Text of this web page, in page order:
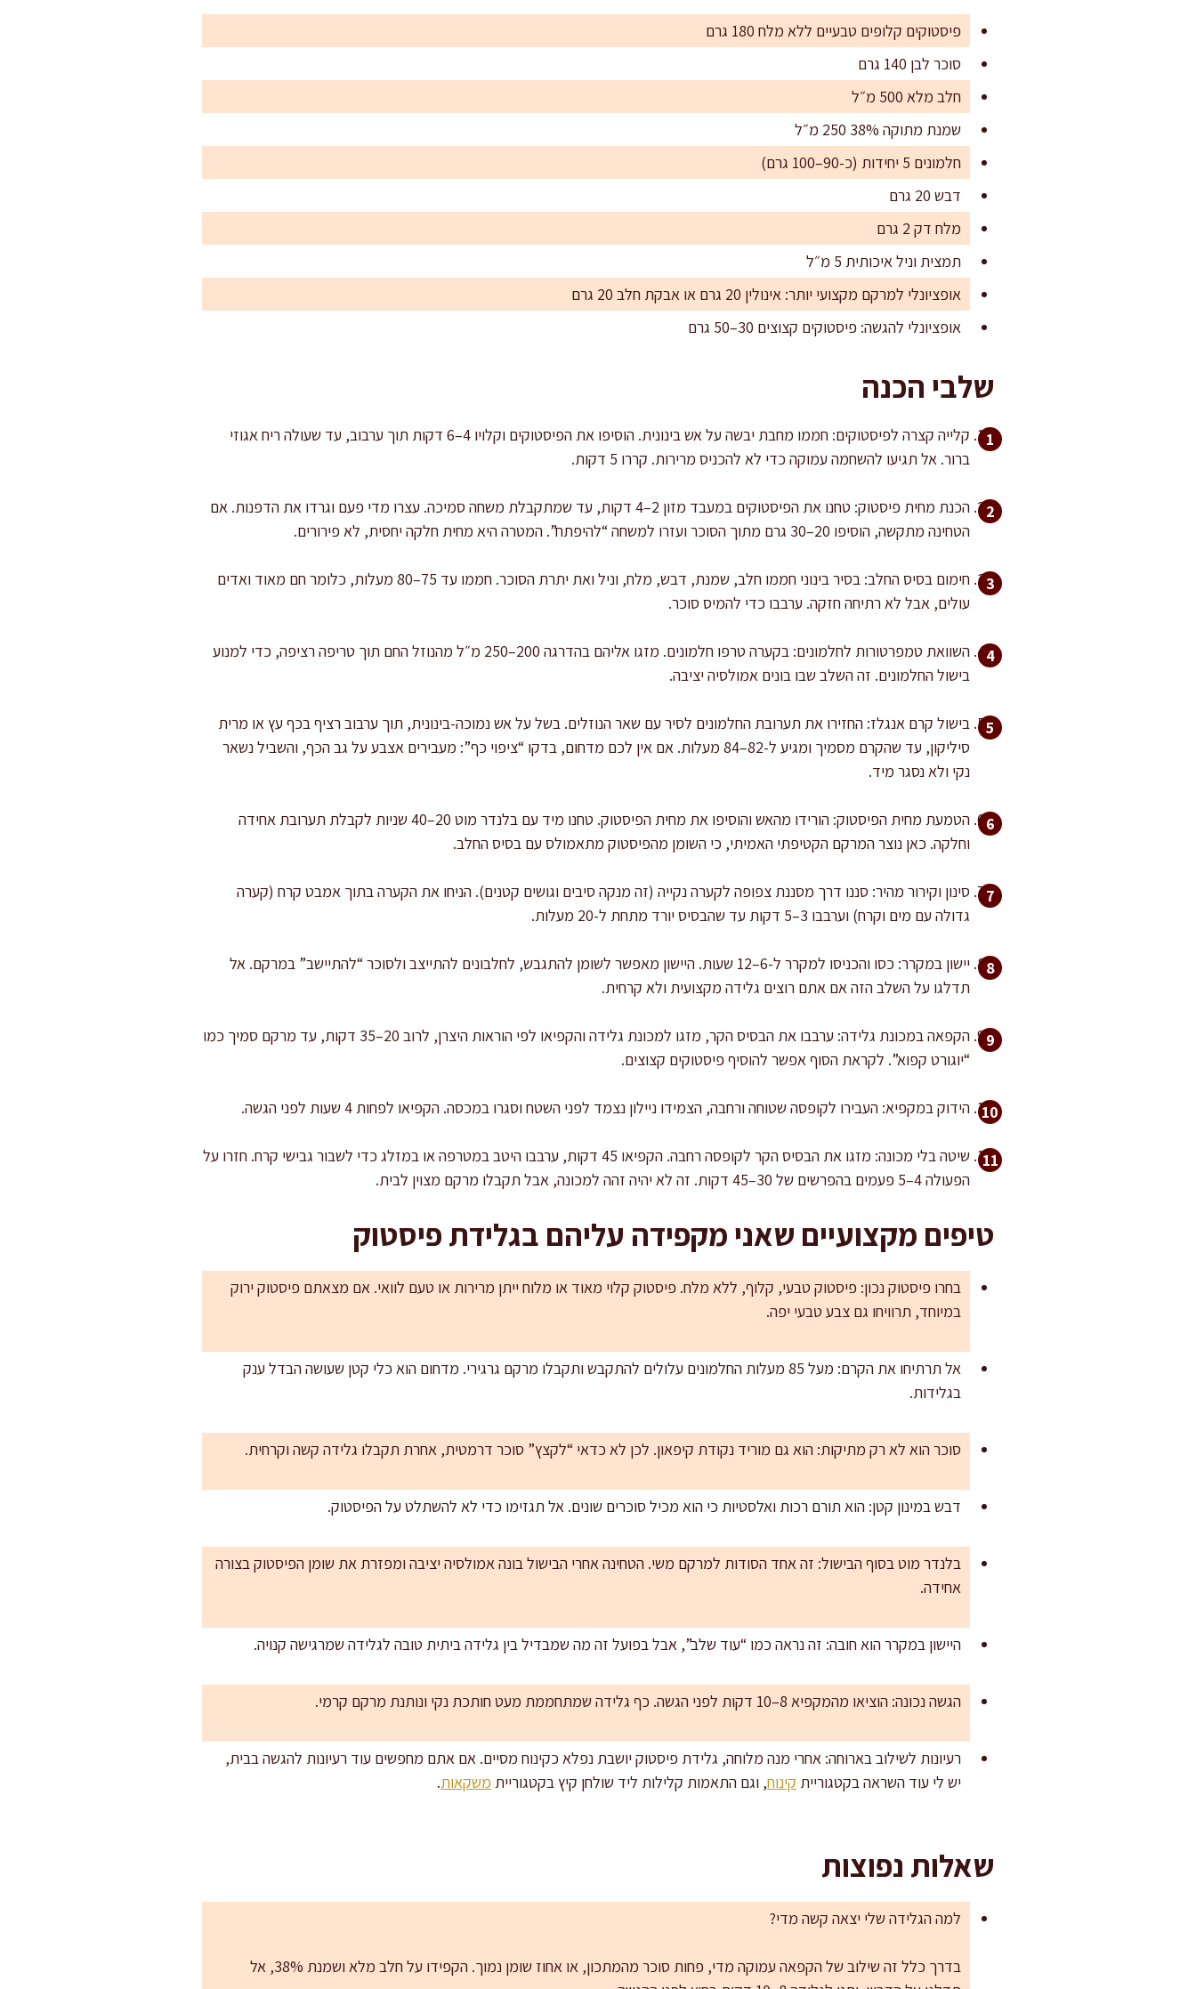
פיסטוקים קלופים טבעיים ללא מלח 180 גרם
סוכר לבן 140 גרם
חלב מלא 500 מ״ל
שמנת מתוקה 38% 250 מ״ל
חלמונים 5 יחידות (כ-90–100 גרם)
דבש 20 גרם
מלח דק 2 גרם
תמצית וניל איכותית 5 מ״ל
אופציונלי למרקם מקצועי יותר: אינולין 20 גרם או אבקת חלב 20 גרם
אופציונלי להגשה: פיסטוקים קצוצים 30–50 גרם
שלבי הכנה
קלייה קצרה לפיסטוקים: חממו מחבת יבשה על אש בינונית. הוסיפו את הפיסטוקים וקלויו 4–6 דקות תוך ערבוב, עד שעולה ריח אגוזי
ברור. אל תגיעו להשחמה עמוקה כדי לא להכניס מרירות. קררו 5 דקות.
הכנת מחית פיסטוק: טחנו את הפיסטוקים במעבד מזון 2–4 דקות, עד שמתקבלת משחה סמיכה. עצרו מדי פעם וגרדו את הדפנות. אם
הטחינה מתקשה, הוסיפו 20–30 גרם מתוך הסוכר ועזרו למשחה “להיפתח”. המטרה היא מחית חלקה יחסית, לא פירורים.
חימום בסיס החלב: בסיר בינוני חממו חלב, שמנת, דבש, מלח, וניל ואת יתרת הסוכר. חממו עד 75–80 מעלות, כלומר חם מאוד ואדים
עולים, אבל לא רתיחה חזקה. ערבבו כדי להמיס סוכר.
השוואת טמפרטורות לחלמונים: בקערה טרפו חלמונים. מזגו אליהם בהדרגה 200–250 מ״ל מהנוזל החם תוך טריפה רציפה, כדי למנוע
בישול החלמונים. זה השלב שבו בונים אמולסיה יציבה.
בישול קרם אנגלז: החזירו את תערובת החלמונים לסיר עם שאר הנוזלים. בשל על אש נמוכה-בינונית, תוך ערבוב רציף בכף עץ או מרית
סיליקון, עד שהקרם מסמיך ומגיע ל-82–84 מעלות. אם אין לכם מדחום, בדקו “ציפוי כף”: מעבירים אצבע על גב הכף, והשביל נשאר
נקי ולא נסגר מיד.
הטמעת מחית הפיסטוק: הורידו מהאש והוסיפו את מחית הפיסטוק. טחנו מיד עם בלנדר מוט 20–40 שניות לקבלת תערובת אחידה
וחלקה. כאן נוצר המרקם הקטיפתי האמיתי, כי השומן מהפיסטוק מתאמולס עם בסיס החלב.
סינון וקירור מהיר: סננו דרך מסננת צפופה לקערה נקייה (זה מנקה סיבים וגושים קטנים). הניחו את הקערה בתוך אמבט קרח (קערה
גדולה עם מים וקרח) וערבבו 3–5 דקות עד שהבסיס יורד מתחת ל-20 מעלות.
יישון במקרר: כסו והכניסו למקרר ל-6–12 שעות. היישון מאפשר לשומן להתגבש, לחלבונים להתייצב ולסוכר “להתיישב” במרקם. אל
תדלגו על השלב הזה אם אתם רוצים גלידה מקצועית ולא קרחית.
הקפאה במכונת גלידה: ערבבו את הבסיס הקר, מזגו למכונת גלידה והקפיאו לפי הוראות היצרן, לרוב 20–35 דקות, עד מרקם סמיך כמו
“יוגורט קפוא”. לקראת הסוף אפשר להוסיף פיסטוקים קצוצים.
הידוק במקפיא: העבירו לקופסה שטוחה ורחבה, הצמידו ניילון נצמד לפני השטח וסגרו במכסה. הקפיאו לפחות 4 שעות לפני הגשה.
שיטה בלי מכונה: מזגו את הבסיס הקר לקופסה רחבה. הקפיאו 45 דקות, ערבבו היטב במטרפה או במזלג כדי לשבור גבישי קרח. חזרו על
הפעולה 4–5 פעמים בהפרשים של 30–45 דקות. זה לא יהיה זהה למכונה, אבל תקבלו מרקם מצוין לבית.
טיפים מקצועיים שאני מקפידה עליהם בגלידת פיסטוק
בחרו פיסטוק נכון: פיסטוק טבעי, קלוף, ללא מלח. פיסטוק קלוי מאוד או מלוח ייתן מרירות או טעם לוואי. אם מצאתם פיסטוק ירוק
במיוחד, תרוויחו גם צבע טבעי יפה.
אל תרתיחו את הקרם: מעל 85 מעלות החלמונים עלולים להתקבש ותקבלו מרקם גרגירי. מדחום הוא כלי קטן שעושה הבדל ענק
בגלידות.
סוכר הוא לא רק מתיקות: הוא גם מוריד נקודת קיפאון. לכן לא כדאי “לקצץ” סוכר דרמטית, אחרת תקבלו גלידה קשה וקרחית.
דבש במינון קטן: הוא תורם רכות ואלסטיות כי הוא מכיל סוכרים שונים. אל תגזימו כדי לא להשתלט על הפיסטוק.
בלנדר מוט בסוף הבישול: זה אחד הסודות למרקם משי. הטחינה אחרי הבישול בונה אמולסיה יציבה ומפזרת את שומן הפיסטוק בצורה
אחידה.
היישון במקרר הוא חובה: זה נראה כמו “עוד שלב”, אבל בפועל זה מה שמבדיל בין גלידה ביתית טובה לגלידה שמרגישה קנויה.
הגשה נכונה: הוציאו מהמקפיא 8–10 דקות לפני הגשה. כף גלידה שמתחממת מעט חותכת נקי ונותנת מרקם קרמי.
רעיונות לשילוב בארוחה: אחרי מנה מלוחה, גלידת פיסטוק יושבת נפלא כקינוח מסיים. אם אתם מחפשים עוד רעיונות להגשה בבית,
יש לי עוד השראה בקטגוריית קינוח, וגם התאמות קלילות ליד שולחן קיץ בקטגוריית משקאות.
שאלות נפוצות
למה הגלידה שלי יצאה קשה מדי?
בדרך כלל זה שילוב של הקפאה עמוקה מדי, פחות סוכר מהמתכון, או אחוז שומן נמוך. הקפידו על חלב מלא ושמנת 38%, אל